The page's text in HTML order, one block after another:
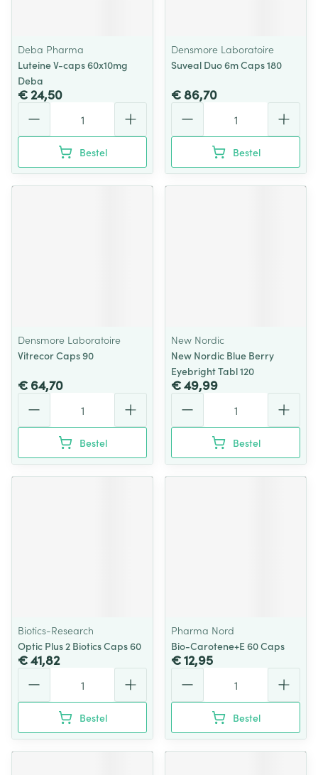
Deba Pharma
Luteine V-caps 60x10mg
Deba
€ 24,50
Bestel
Densmore Laboratoire
Suveal Duo 6m Caps 180
€ 86,70
Bestel
Densmore Laboratoire
Vitrecor Caps 90
€ 64,70
Bestel
New Nordic
New Nordic Blue Berry
Eyebright Tabl 120
€ 49,99
Bestel
Biotics-Research
Optic Plus 2 Biotics Caps 60
€ 41,82
Bestel
Pharma Nord
Bio-Carotene+E 60 Caps
€ 12,95
Bestel